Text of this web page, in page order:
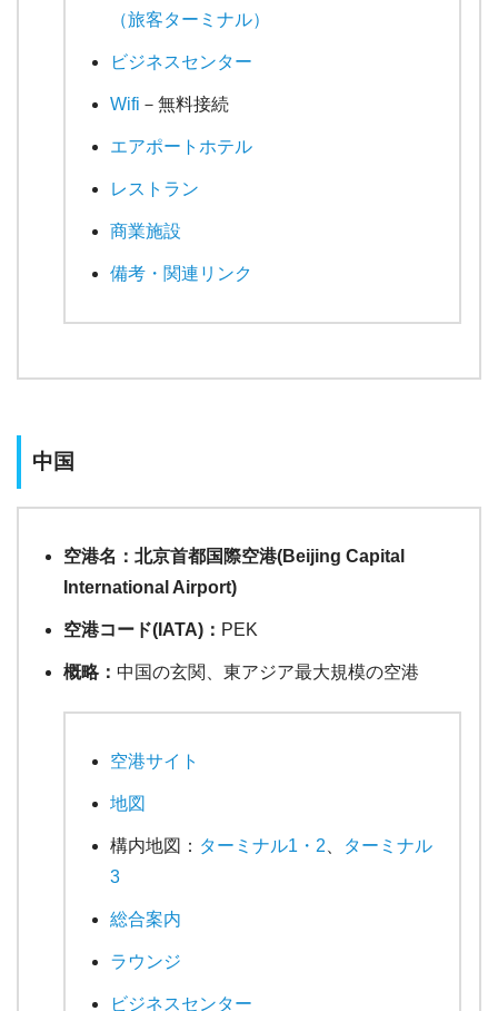
（旅客ターミナル）
ビジネスセンター
Wifi －無料接続
エアポートホテル
レストラン
商業施設
備考・関連リンク
中国
空港名：北京首都国際空港(Beijing Capital
International Airport)
空港コード(IATA)： PEK
概略： 中国の玄関、東アジア最大規模の空港
空港サイト
地図
構内地図： ターミナル1・2
ターミナル
3
総合案内
ラウンジ
ビジネスセンター